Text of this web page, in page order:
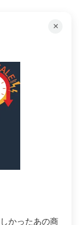
×
間が、あな